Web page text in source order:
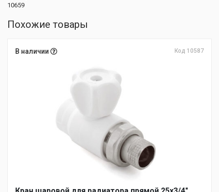
10659
Похожие товары
В наличии Код 10587